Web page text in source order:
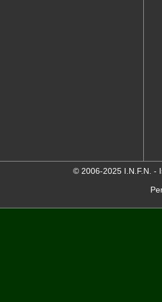
© 2006-2025 I.N.F.N. -